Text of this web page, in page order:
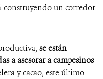
construyendo un corredor
se están
a asesorar a campesinos
y cacao, este último